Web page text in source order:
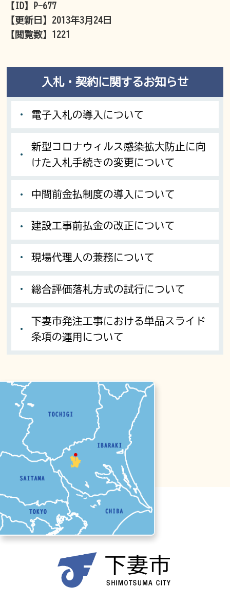
【ID】
P-677
【更新日】 2013年3月24日
【閲覧数】 1221
入札・契約に関するお知らせ
電子入札の導入について
新型コロナウィルス感染拡大防止に向
けた入札手続きの変更について
中間前金払制度の導入について
建設工事前払金の改正について
現場代理人の兼務について
総合評価落札方式の試行について
下妻市発注工事における単品スライド
条項の運用について